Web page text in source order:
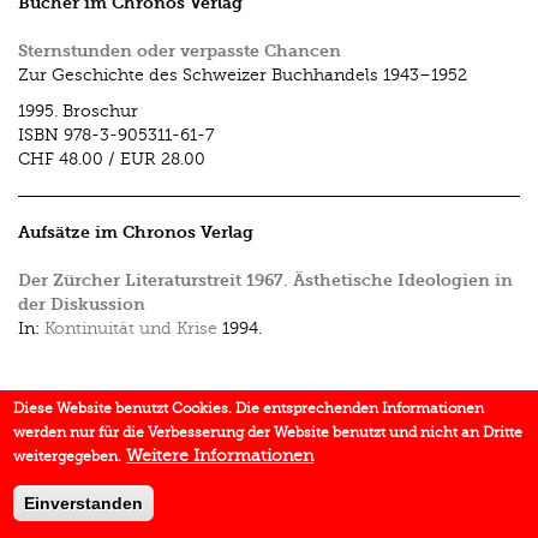
Sternstunden oder verpasste Chancen
Zur Geschichte des Schweizer Buchhandels 1943–1952
1995. Broschur
ISBN 978-3-905311-61-7
CHF 48.00 / EUR 28.00
Aufsätze im Chronos Verlag
Der Zürcher Literaturstreit 1967. Ästhetische Ideologien in
der Diskussion
In: Kontinuität und Krise 1994.
Diese Website benutzt Cookies. Die entsprechenden Informationen
werden nur für die Verbesserung der Website benutzt und nicht an Dritte
weitergegeben. Weitere Informationen
Einverstanden